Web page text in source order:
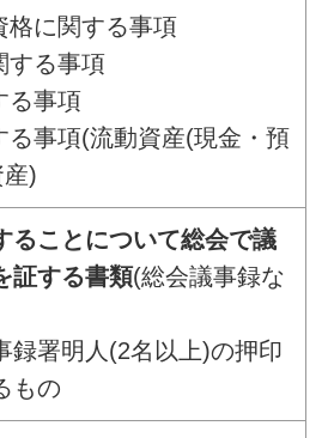
格に関する事項
する事項
る事項
る事項(流動資産(現金・預
)
ることについて総会で議
証する書類(総会議事録な
録署明人(2名以上)の押印
もの